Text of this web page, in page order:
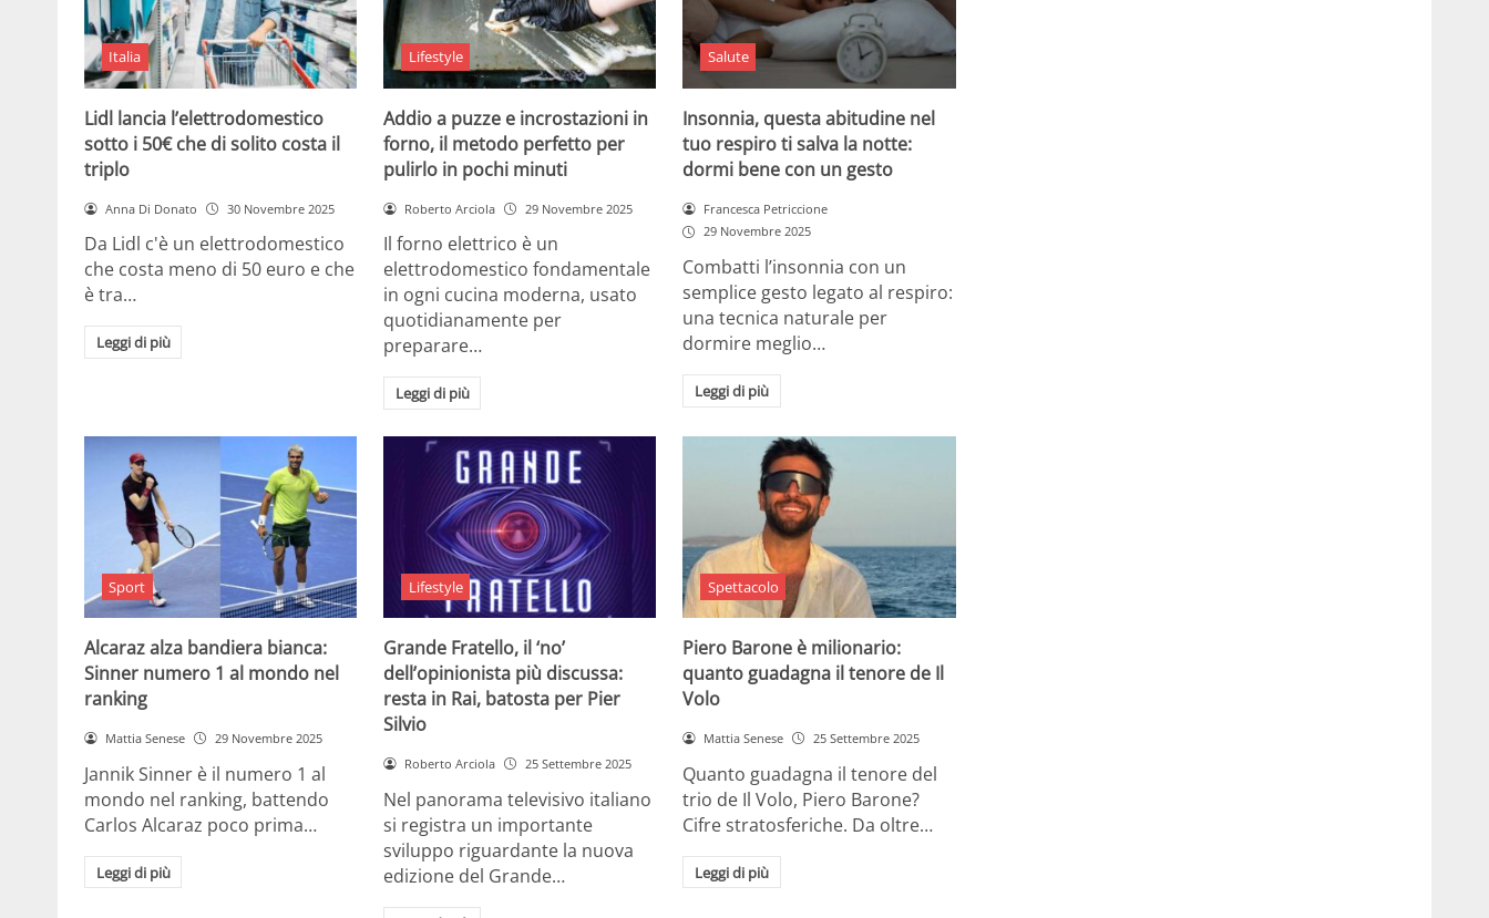
Italia
Lidl lancia l’elettrodomestico
sotto i 50€ che di solito costa il
triplo
Anna Di Donato 30 Novembre 2025
Da Lidl c'è un elettrodomestico
che costa meno di 50 euro e che
è tra…
Leggi di più
Lifestyle
Addio a puzze e incrostazioni in
forno, il metodo perfetto per
pulirlo in pochi minuti
Roberto Arciola 29 Novembre 2025
Il forno elettrico è un
elettrodomestico fondamentale
in ogni cucina moderna, usato
quotidianamente per
preparare…
Leggi di più
Salute
Insonnia, questa abitudine nel
tuo respiro ti salva la notte:
dormi bene con un gesto
Francesca Petriccione
29 Novembre 2025
Combatti l’insonnia con un
semplice gesto legato al respiro:
una tecnica naturale per
dormire meglio…
Leggi di più
Sport
Alcaraz alza bandiera bianca:
Sinner numero 1 al mondo nel
ranking
Mattia Senese 29 Novembre 2025
Jannik Sinner è il numero 1 al
mondo nel ranking, battendo
Carlos Alcaraz poco prima…
Leggi di più
Lifestyle
Grande Fratello, il ‘no’
dell’opinionista più discussa:
resta in Rai, batosta per Pier
Silvio
Roberto Arciola 25 Settembre 2025
Nel panorama televisivo italiano
si registra un importante
sviluppo riguardante la nuova
edizione del Grande…
Spettacolo
Piero Barone è milionario:
quanto guadagna il tenore de Il
Volo
Mattia Senese 25 Settembre 2025
Quanto guadagna il tenore del
trio de Il Volo, Piero Barone?
Cifre stratosferiche. Da oltre…
Leggi di più